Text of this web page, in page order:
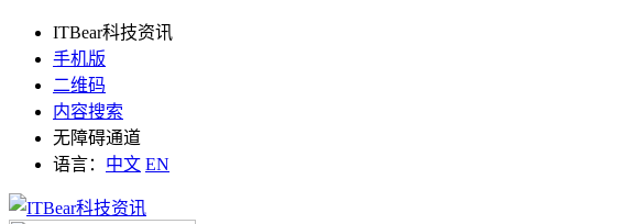
ITBear科技资讯
手机版
二维码
内容搜索
无障碍通道
语言： 中文 EN